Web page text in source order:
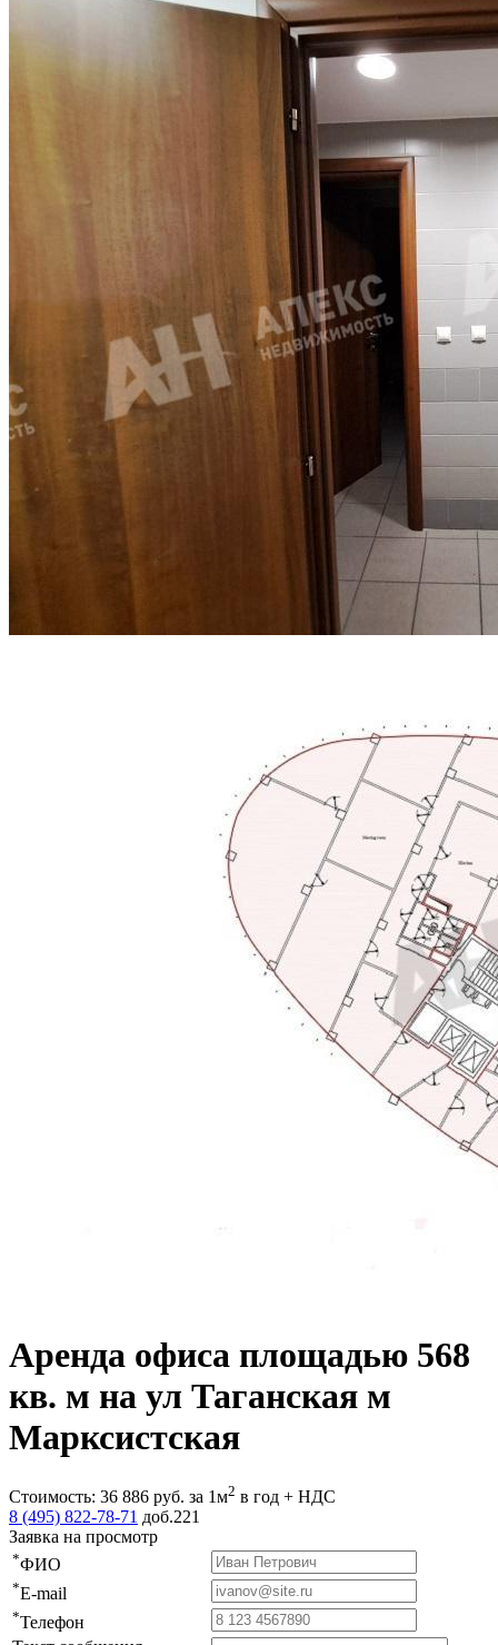
Аренда офиса площадью 568
кв. м на ул Таганская м
Марксистская
Стоимость: 36 886 руб. за 1м2 в год + НДС
8 (495) 822-78-71 доб.221
Заявка на просмотр
*ФИО
*E-mail
*Телефон